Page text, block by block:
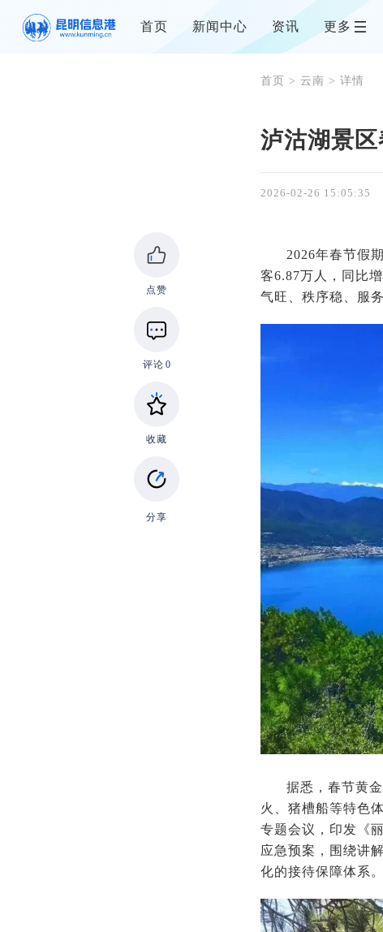
首页 新闻中心 资讯 更多
点赞
评论 0
收藏
分享
首页 > 云南 > 详情
泸沽湖景
2026-02-26 15:05:35
2026年春节假
客6.87万人，同比
气旺、秩序稳、服
据悉，春节黄
火、猪槽船等特色
专题会议，印发《
应急预案，围绕讲
化的接待保障体系。